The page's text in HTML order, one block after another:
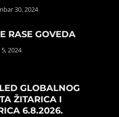
30, 2024
RASE GOVEDA
2024
GLOBALNOG
ŽITARICA I
6.8.2026.